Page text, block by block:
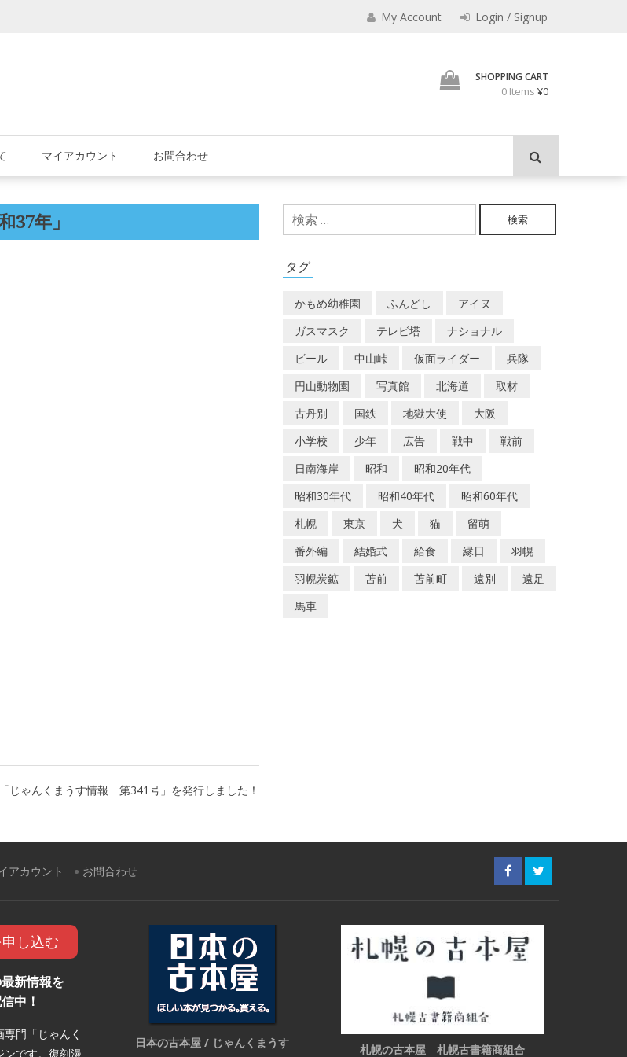
魔法使いのべし
My Account Login / Signup
SHOPPING CART
0 Items ¥0
マイアカウント お問合わせ
年」
じゃんくまうす情報 第341号」を発行しました！
検
索:
タグ
かもめ幼稚園 ふんどし
アイヌ
ガスマスク
テレビ塔
ナショナル
ビール
中山峠 仮面ライダー
兵隊
円山動物園
写真館 北海道
取材
古丹別
国鉄 地獄大使
大阪
小学校
少年 広告 戦中
戦前
日南海岸
昭和
昭和20年代
昭和30年代
昭和40年代
昭和60年代
札幌
東京 犬 猫
留萌
番外編
結婚式 給食 縁日
羽幌
羽幌炭鉱
苫前 苫前町 遠別
遠足
馬車
アカウント お問合わせ
し込む
新情報を
中！
門「じゃんく
ンです。復刻漫
日本の古本屋 / じゃんくまうす 札幌の古本屋 札幌古書籍商組合